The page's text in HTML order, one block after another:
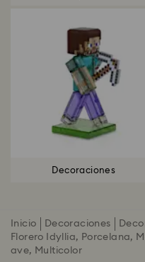
Decoraciones
Inicio Decoraciones
Florero Idyllia, Porcelana,
ave, Multicolor